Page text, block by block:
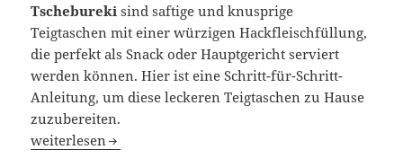
Tschebureki sind saftige und knusprige
Teigtaschen mit einer würzigen Hackfleischfüllung,
die perfekt als Snack oder Hauptgericht serviert
werden können. Hier ist eine Schritt-für-Schritt-
Anleitung, um diese leckeren Teigtaschen zu Hause
zuzubereiten.
Saftige und knusprige Teigtaschen mit
weiterlesen